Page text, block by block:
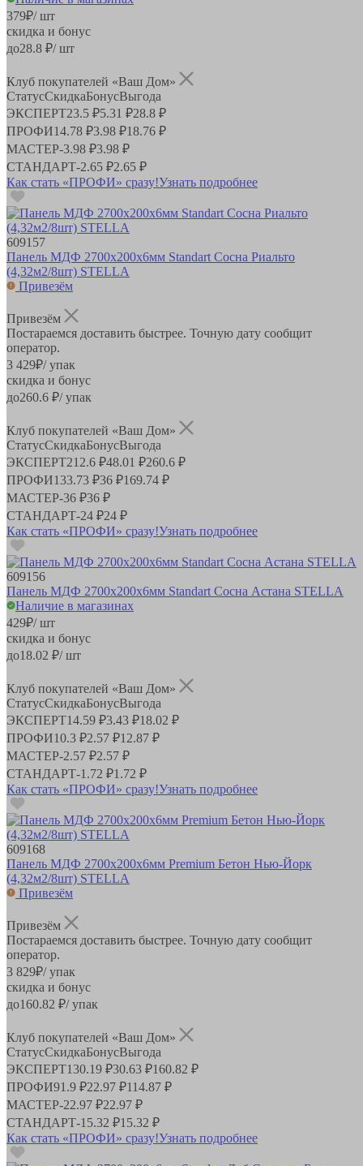
379₽/ шт
скидка и бонус
до28.8 ₽/ шт
Клуб покупателей «Ваш Дом»
СтатусСкидкаБонусВыгода
ЭКСПЕРТ23.5 ₽5.31 ₽28.8 ₽
ПРОФИ14.78 ₽3.98 ₽18.76 ₽
МАСТЕР-3.98 ₽3.98 ₽
СТАНДАРТ-2.65 ₽2.65 ₽
Как стать «ПРОФИ» сразу!Узнать подробнее
609157
Панель МДФ 2700х200х6мм Standart Сосна Риальто
(4,32м2/8шт) STELLA
Привезём
Привезём
Постараемся доставить быстрее. Точную дату сообщит
оператор.
3 429₽/ упак
скидка и бонус
до260.6 ₽/ упак
Клуб покупателей «Ваш Дом»
СтатусСкидкаБонусВыгода
ЭКСПЕРТ212.6 ₽48.01 ₽260.6 ₽
ПРОФИ133.73 ₽36 ₽169.74 ₽
МАСТЕР-36 ₽36 ₽
СТАНДАРТ-24 ₽24 ₽
Как стать «ПРОФИ» сразу!Узнать подробнее
609156
Панель МДФ 2700х200х6мм Standart Сосна Астана STELLA
Наличие в магазинах
429₽/ шт
скидка и бонус
до18.02 ₽/ шт
Клуб покупателей «Ваш Дом»
СтатусСкидкаБонусВыгода
ЭКСПЕРТ14.59 ₽3.43 ₽18.02 ₽
ПРОФИ10.3 ₽2.57 ₽12.87 ₽
МАСТЕР-2.57 ₽2.57 ₽
СТАНДАРТ-1.72 ₽1.72 ₽
Как стать «ПРОФИ» сразу!Узнать подробнее
609168
Панель МДФ 2700х200х6мм Premium Бетон Нью-Йорк
(4,32м2/8шт) STELLA
Привезём
Привезём
Постараемся доставить быстрее. Точную дату сообщит
оператор.
3 829₽/ упак
скидка и бонус
до160.82 ₽/ упак
Клуб покупателей «Ваш Дом»
СтатусСкидкаБонусВыгода
ЭКСПЕРТ130.19 ₽30.63 ₽160.82 ₽
ПРОФИ91.9 ₽22.97 ₽114.87 ₽
МАСТЕР-22.97 ₽22.97 ₽
СТАНДАРТ-15.32 ₽15.32 ₽
Как стать «ПРОФИ» сразу!Узнать подробнее